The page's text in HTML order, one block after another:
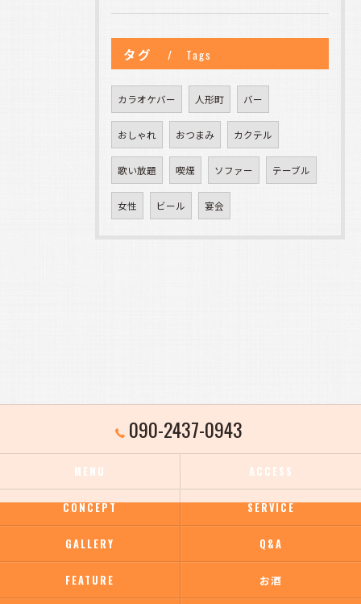
タグ Tags
カラオケバー 人形町 バー
おしゃれ おつまみ カクテル
歌い放題 喫煙 ソファー テーブル
女性 ビール 宴会
090-2437-0943
MENU ACCESS
CONCEPT SERVICE
GALLERY Q&A
FEATURE お酒